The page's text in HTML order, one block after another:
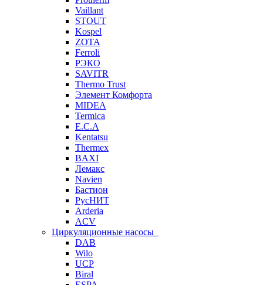
Vaillant
STOUT
Kospel
ZOTA
Ferroli
РЭКО
SAVITR
Thermo Trust
Элемент Комфорта
MIDEA
Termica
E.C.A
Kentatsu
Thermex
BAXI
Лемакс
Navien
Бастион
РусНИТ
Arderia
ACV
Циркуляционные насосы
DAB
Wilo
UCP
Biral